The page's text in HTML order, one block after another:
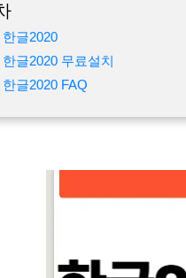
한글2020
한글2020 무료설치
한글2020 FAQ